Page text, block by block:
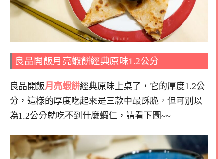
良品開飯月亮蝦餅經典原味1.2公分
良品開飯月亮蝦餅經典原味上桌了，它的厚度1.2公
分，這樣的厚度吃起來是三款中最酥脆，但可別以
為1.2公分就吃不到什麼蝦仁，請看下圖~~